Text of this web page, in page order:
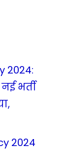
2024:
नई भर्ती
2024